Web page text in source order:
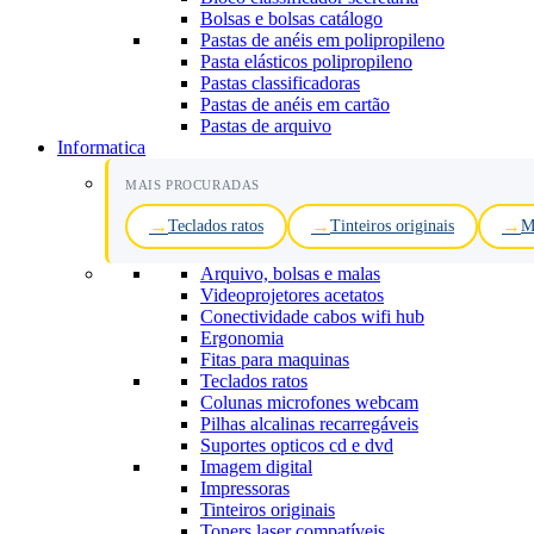
Bolsas e bolsas catálogo
Pastas de anéis em polipropileno
Pasta elásticos polipropileno
Pastas classificadoras
Pastas de anéis em cartão
Pastas de arquivo
Informatica
MAIS PROCURADAS
Teclados ratos Tinteiros originais
Arquivo, bolsas e malas
Videoprojetores acetatos
Conectividade cabos wifi hub
Ergonomia
Fitas para maquinas
Teclados ratos
Colunas microfones webcam
Pilhas alcalinas recarregáveis
Suportes opticos cd e dvd
Imagem digital
Impressoras
Tinteiros originais